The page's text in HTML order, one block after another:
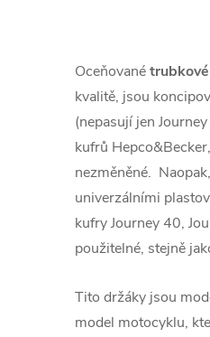
Oceňované
kvalitě, jsou
(nepasují jen
kufrů
nezměněné.
univerzálními
kufry Journey 40,
použitelné, stejně
Tito držáky jsou
model motocyklu,